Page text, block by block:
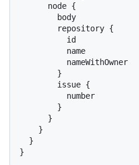
      node
{
        repository
{
}
        issue
{
}
}
}
}
}